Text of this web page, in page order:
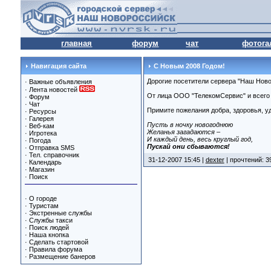
главная форум чат
Навигация сайта
· Важные объявления
· Лента новостей
· Форум
· Чат
· Ресурсы
· Галерея
· Веб-кам
· Игротека
· Погода
· Отправка SMS
· Тел. справочник
· Календарь
· Магазин
· Поиск
· О городе
· Туристам
· Экстренные службы
· Службы такси
· Поиск людей
· Наша кнопка
· Сделать стартовой
· Правила форума
· Размещение банеров
С Новым 2008 Годом!
Дорогие посетители сервера "Наш
От лица ООО "ТелекомСервис" и всего
Примите пожелания добра, здоровья,
Пусть в ночку новогоднюю
Желанья загадаются –
И каждый день, весь круглый год,
Пускай они сбываются!
31-12-2007 15:45 | dexter| прочтений: